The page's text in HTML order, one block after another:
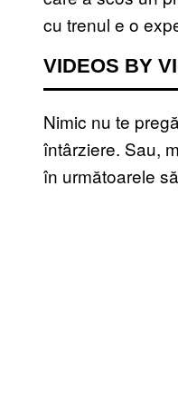
cu trenul e o
VIDEOS BY
Nimic nu te
întârziere. Sau,
în următoarele